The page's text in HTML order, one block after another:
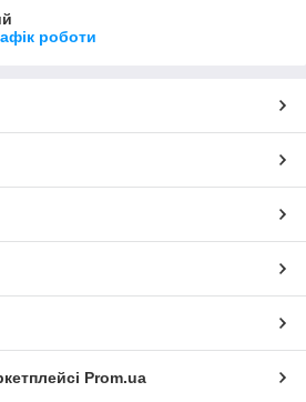
роботи
Prom.ua